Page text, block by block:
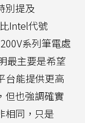
別提及
Intel代號
系列筆電處
最主要是希望
台能提供更高
但也強調確實
相同，只是